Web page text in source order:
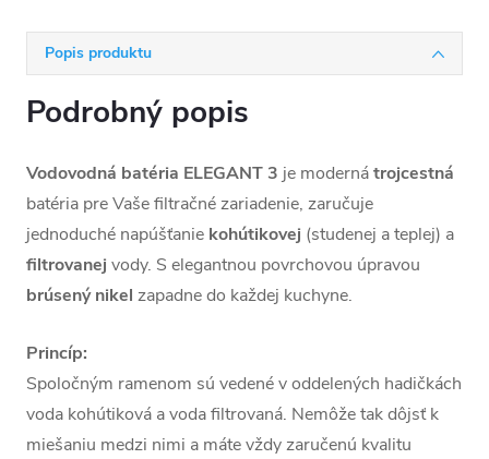
Popis produktu
Podrobný popis
Vodovodná batéria ELEGANT 3 je modernátrojcestná
batéria pre Vaše filtračné zariadenie, zaručuje
jednoduché napúšťanie kohútikovej (studenej a teplej) a
filtrovanej vody. S elegantnou povrchovou úpravou
brúsený nikel zapadne do každej kuchyne.
Princíp:
Spoločným ramenom sú vedené v oddelených hadičkách
voda kohútiková a voda filtrovaná. Nemôže tak dôjsť k
miešaniu medzi nimi a máte vždy zaručenú kvalitu